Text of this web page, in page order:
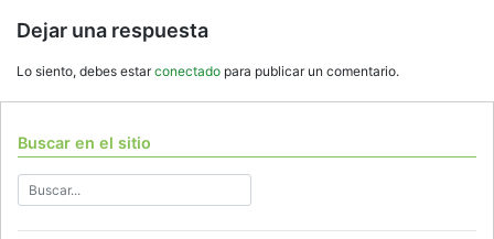
Dejar una respuesta
Lo siento, debes estarconectado para publicar un comentario.
Buscar en el sitio